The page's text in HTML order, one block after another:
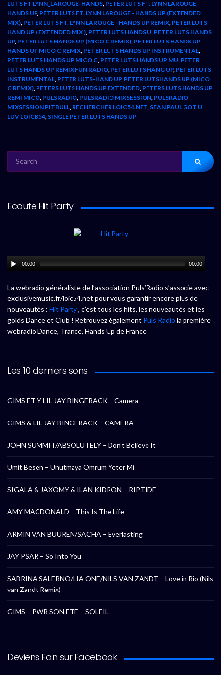
LUTS FT LYNN_LAROUGE-HANDS PETER LUTS FT. LYNN LAROUGE -
HANDS UP, PETER LUTS FT. LYNN LAROUGE - HANDS UP (EXTENDED
MIX) PETER LUTS FT. LYNN LAROUGE - HANDS UP REMIX PETER LUTS
HAND UP ( EXTENDED MIX ) PETER LUTS HANDS U PETER LUTS HANDS
UP, PETER LUTS HANDS UP (MICO C REMIX) PETER LUTS HANDS UP
HANDS UP MICO C REMIX PETER LUTS HANDS UP INSTRUMENTAL
PETER LUTS HANDS UP MICO C PETER LUTS HANDS UP MU PETER
LUTS HANDS UP REMIX FUN RADIO PETER LUTS HANG UP, PETER LUTS
INSTRUMENTAL PETER LUTS-HAND UP, PETER LUTSHANDS UP (MICO
C REMIX) PETERS LUTS HANDS UP EXTENDED PETERS LUTS HANDS UP
REMI MICO PULSRADIO PULSRADIO MIXSESSION PULSRADIO
MIXSESSION PITBULL RECHERCHER LOIC54.NET SEAN PAUL GOT U
LUV LOICB54 SINGLE PETER LUTS HANDS UP
FOR:
Ecoute Hit Party
00:00 00:00
La webradio généraliste de l’association Puls’Radio s’associe avec
exclusivemusic.fr/loic54.net pour vous garantir encore plus de
nouveautés : Hit Party, c’est tous les hits, les nouveautés et les
golds Dance et Club ! Retrouvez également Puls’Radio la première
webradio Dance, Trance, Hands Up de France
Les 10 derniers sons
GIMS ET Y LIL JAY BINGERACK – Camera
GIMS & LIL JAY BINGERACK – CAMERA
JOHN SUMMIT/ABSOLUTELY – Don’t Believe It
Umit Besen – Unutmaya Omrum Yeter Mi
SIGALA & JAXOMY & ILAN KIDRON – RIPTIDE
AMY MACDONALD – This Is The Life
ARMIN VAN BUUREN/SACHA – Everlasting
JAY PSAR – So Into You
SABRINA SALERNO/LIA ONE/NILS VAN ZANDT – Love in Rio (Nils
van Zandt Remix)
GIMS – PWR SON ETE – SOLEIL
Deviens Fan sur Facebook